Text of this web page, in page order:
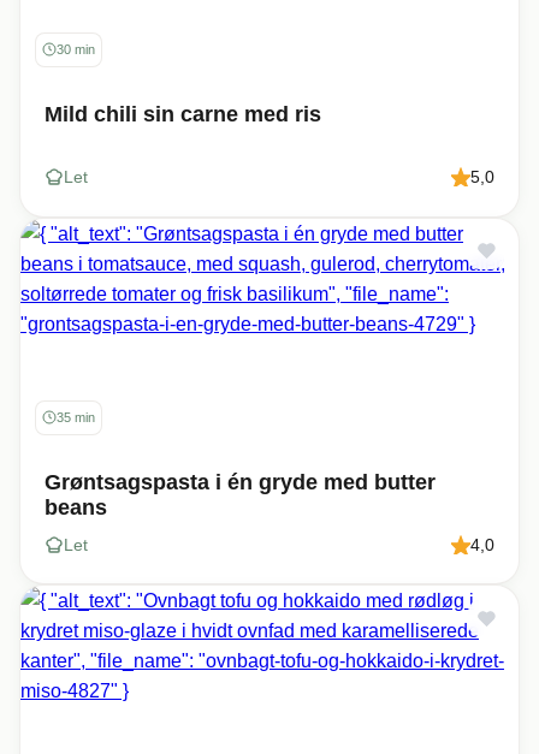
30 min
Mild chili sin carne med ris
Let 5,0
35 min
Grøntsagspasta i én gryde med butter
beans
Let 4,0